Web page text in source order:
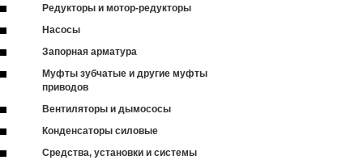
Редукторы и мотор-редукторы
Насосы
Запорная арматура
Муфты зубчатые и другие муфты
приводов
Вентиляторы и дымососы
Конденсаторы силовые
Средства, установки и системы